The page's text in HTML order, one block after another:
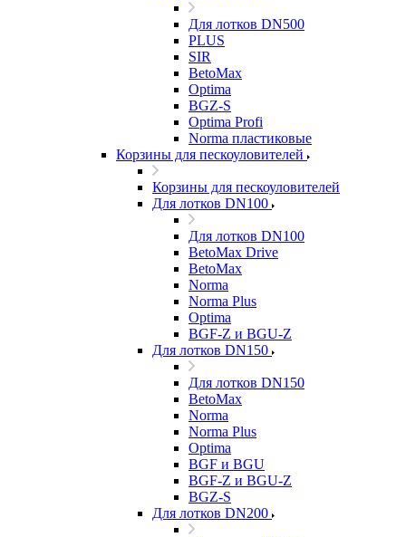
Для лотков DN500
PLUS
SIR
BetoMax
Optima
BGZ-S
Optima Profi
Norma пластиковые
Корзины для пескоуловителей
Корзины для пескоуловителей
Для лотков DN100
Для лотков DN100
BetoMax Drive
BetoMax
Norma
Norma Plus
Optima
BGF-Z и BGU-Z
Для лотков DN150
Для лотков DN150
BetoMax
Norma
Norma Plus
Optima
BGF и BGU
BGF-Z и BGU-Z
BGZ-S
Для лотков DN200